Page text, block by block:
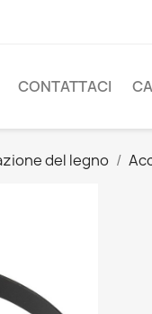
CONTATTACI
del legno